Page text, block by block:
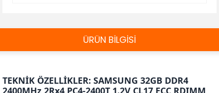
ÜRÜN BİLGİSİ
TEKNİK ÖZELLİKLER: SAMSUNG 32GB DDR4
2400MHz 2Rx4 PC4-2400T 1.2V CL17 ECC RDIMM